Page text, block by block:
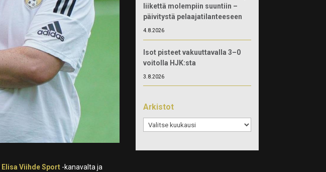
Elisa Viihde Sport -kanavalta ja
liikettä molempiin suuntiin –
päivitystä pelaajatilanteeseen
4.8.2026
Isot pisteet vakuuttavalla 3–0
voitolla HJK:sta
3.8.2026
Arkistot
Arkistot